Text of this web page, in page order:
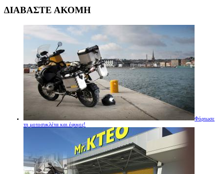
ΔΙΑΒΑΣΤΕ ΑΚΟΜΗ
Φόρτωσε
τη μοτοσυκλέτα και έφυγες!